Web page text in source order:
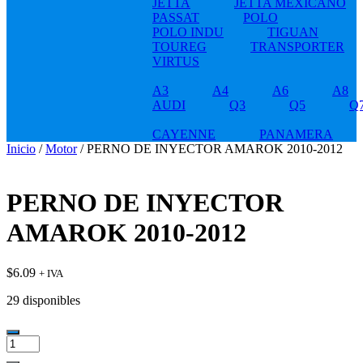
JETTA
JETTA MEXICANO
PASSAT
POLO
POLO INDU
TIGUAN
TOUREG
TRANSPORTER
VIRTUS
A3 A4 A6
A8
AUDI
Q3 Q5
CAYENNE
PANAMERA
Inicio /Motor/ PERNO DE INYECTOR AMAROK 2010-2012
PERNO DE INYECTOR
AMAROK 2010-2012
$6.09 + IVA
29 disponibles
PERNO
DE